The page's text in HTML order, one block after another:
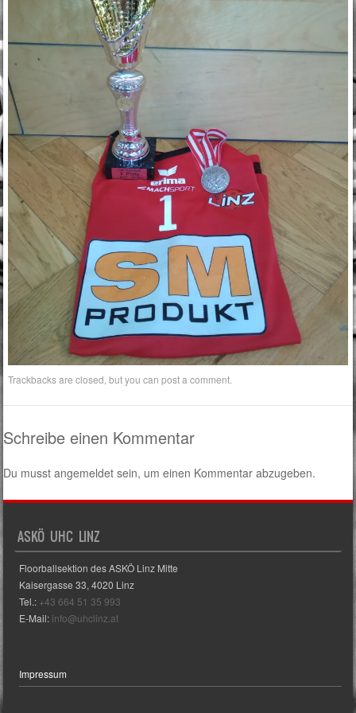
Trackbacks are closed, but you canpost a comment
Schreibe einen Kommentar
Du musstangemeldet sein, um einen Kommentar abzugeben.
ASKÖ UHC LINZ
Floorballsektion des ASKÖ Linz Mitte
Kaisergasse 33, 4020 Linz
Tel.: +43 664 51 35 993
E-Mail: info@uhclinz.at
Impressum